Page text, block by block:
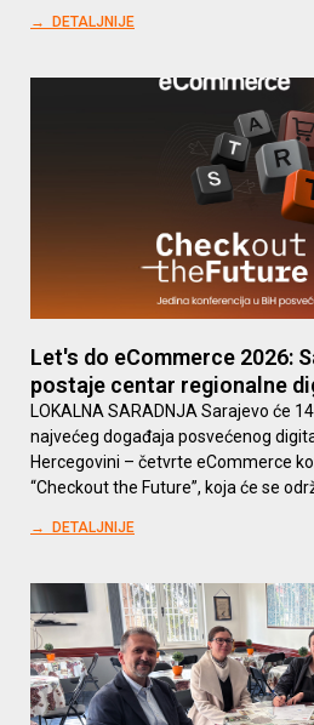
→ DETALJNIJE
Let's do eCommerce 2026:
postaje centar regionalne
LOKALNA SARADNJA Sarajevo će
najvećeg događaja posvećenog
Hercegovini – četvrte eCommerce
“Checkout the Future”, koja će se
→ DETALJNIJE